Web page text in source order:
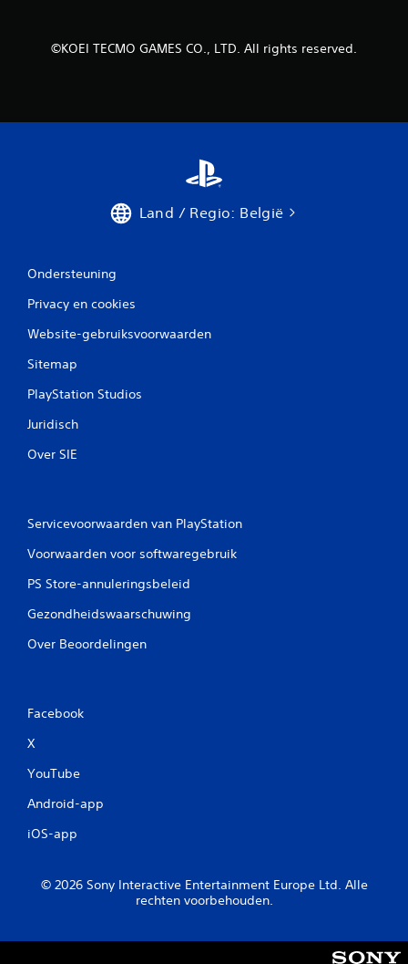
d
©KOEI TECMO GAMES CO., LTD. All rights reserved.
Land / Regio: België
Ondersteuning
Privacy en cookies
Website-gebruiksvoorwaarden
Sitemap
PlayStation Studios
Juridisch
Over SIE
Servicevoorwaarden van PlayStation
Voorwaarden voor softwaregebruik
PS Store-annuleringsbeleid
Gezondheidswaarschuwing
Over Beoordelingen
Facebook
X
YouTube
Android-app
iOS-app
© 2026 Sony Interactive Entertainment Europe Ltd. Alle
rechten voorbehouden.